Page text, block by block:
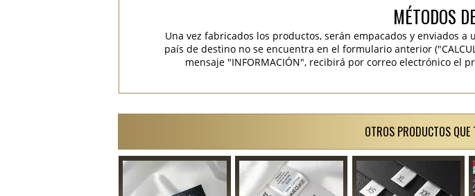
MÉTODOS
Una vez fabricados los productos, serán empacados y enviados
país de destino no se encuentra en el formulario anterior
mensaje "INFORMACIÓN", recibirá por correo electrónico el
OTROS PRODUCTOS QUE